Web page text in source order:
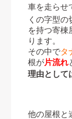
車を走らせ
くの字型
を持つ寄棟
ります。
その中でタ
根が片流れ
理由として
他の屋根と